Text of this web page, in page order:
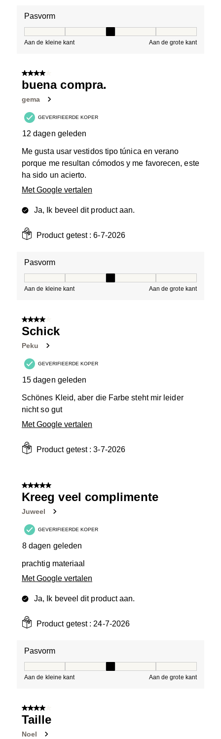
Pasvorm
Aan de kleine kant Aan de grote kant
4 van 5 sterren.
buena compra.
gema
GEVERIFIEERDE KOPER
12 dagen geleden
Me gusta usar vestidos tipo túnica en verano
porque me resultan cómodos y me favorecen, este
ha sido un acierto.
Met Google vertalen
Ja, Ik beveel dit product aan.
Product getest :6-7-2026
Pasvorm
Aan de kleine kant Aan de grote kant
4 van 5 sterren.
Schick
Peku
GEVERIFIEERDE KOPER
15 dagen geleden
Schönes Kleid, aber die Farbe steht mir leider
nicht so gut
Met Google vertalen
Product getest :3-7-2026
5 van 5 sterren.
Kreeg veel complimente
Juweel
GEVERIFIEERDE KOPER
8 dagen geleden
prachtig materiaal
Met Google vertalen
Ja, Ik beveel dit product aan.
Product getest :24-7-2026
Pasvorm
Aan de kleine kant Aan de grote kant
4 van 5 sterren.
Taille
Noel